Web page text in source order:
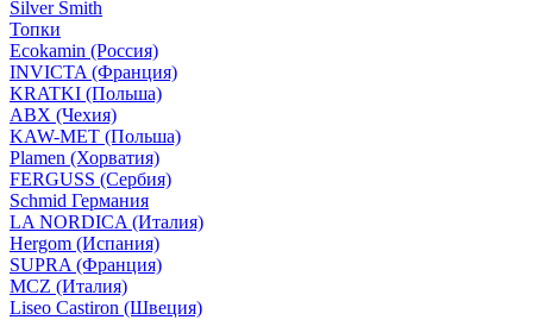
Silver Smith
Топки
Ecokamin (Россия)
INVICTA (Франция)
KRATKI (Польша)
ABX (Чехия)
KAW-MET (Польша)
Plamen (Хорватия)
FERGUSS (Сербия)
Schmid Германия
LA NORDICA (Италия)
Hergom (Испания)
SUPRA (Франция)
MCZ (Италия)
Liseo Castiron (Швеция)